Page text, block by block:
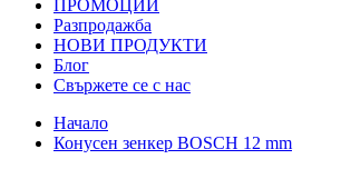
ПРОМОЦИИ
Разпродажба
НОВИ ПРОДУКТИ
Блог
Свържете се с нас
Начало
Конусен зенкер BOSCH 12 mm